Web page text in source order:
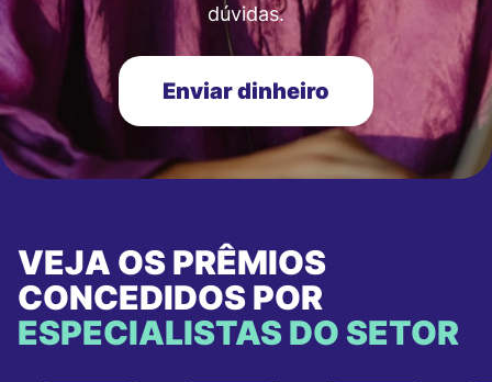
dúvidas.
Enviar dinheiro
VEJA OS PRÊMIOS
CONCEDIDOS POR
ESPECIALISTAS DO SETOR